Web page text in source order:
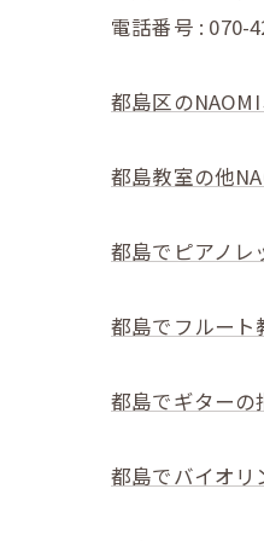
電話番号 : 070-
都島区の
都島教室の他
都島でピアノレ
都島でフルート
都島でギターの
都島でバイオリ